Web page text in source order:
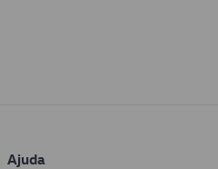
Ajuda